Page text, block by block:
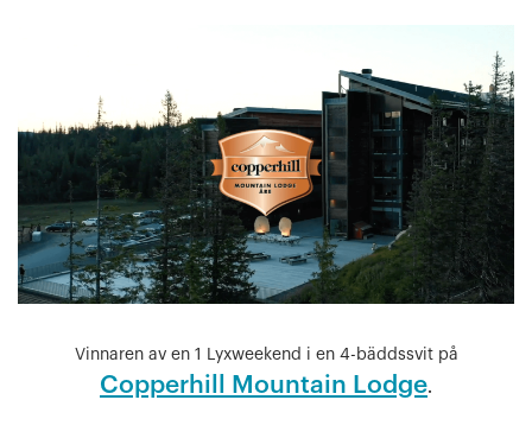
Vinnaren av en 1 Lyxweekend i en 4-bäddssvit på
Copperhill Mountain Lodge.